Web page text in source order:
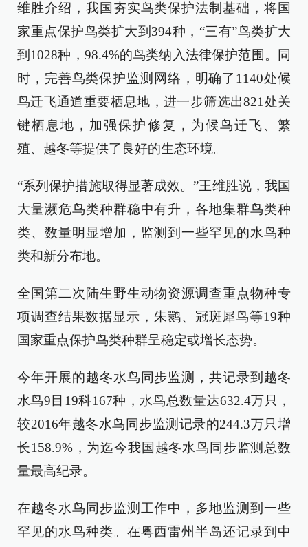
维胜介绍，我国夯实鸟类保护法制基础，将国
家重点保护鸟类扩大到394种，“三有”鸟类扩大
到1028种，98.4%的鸟类纳入法律保护范围。同
时，完善鸟类保护监测网络，明确了1140处候
鸟迁飞通道重要栖息地，进一步筛选出821处关
键栖息地，加强保护修复，为候鸟迁飞、繁
殖、越冬等提供了良好的生态环境。
“系列保护措施取得显著成效。”王维胜说，我国
大量濒危鸟类种群稳中有升，各地集群鸟类种
类、数量明显增加，监测到一些罕见的水鸟种
类和新分布地。
全国第二次陆生野生动物资源调查重点物种专
项调查结果数据显示，朱鹮、冠斑犀鸟等19种
国家重点保护鸟类种群呈稳定或增长态势。
今年开展的越冬水鸟同步监测，共记录到越冬
水鸟9目19科167种，水鸟总数量达632.4万只，
较2016年越冬水鸟同步监测记录的244.3万只增
长158.9%，为迄今我国越冬水鸟同步监测总数
量最高纪录。
在越冬水鸟同步监测工作中，多地监测到一些
罕见的水鸟种类。在粤西雷州半岛还记录到中